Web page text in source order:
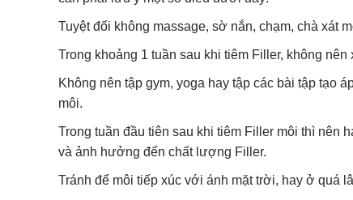
Tuyệt đối không massage, sờ nắn, chạm, chà xát
Trong khoảng 1 tuần sau khi tiêm Filler, không
Không nên tập gym, yoga hay tập các bài tập tạo
môi.
Trong tuần đầu tiên sau khi tiêm Filler môi thì nên
và ảnh hưởng đến chất lượng Filler.
Tránh để môi tiếp xúc với ánh mặt trời, hay ở quá